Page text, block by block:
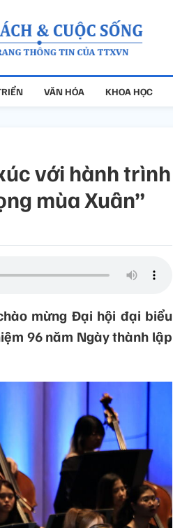
VĂN HÓA KHOA HỌC
với hành trình
mùa Xuân”
mừng Đại hội đại biểu
96 năm Ngày thành lập